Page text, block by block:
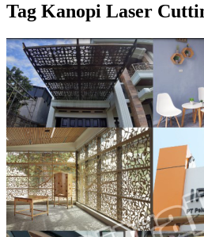
Tag Kanopi Laser